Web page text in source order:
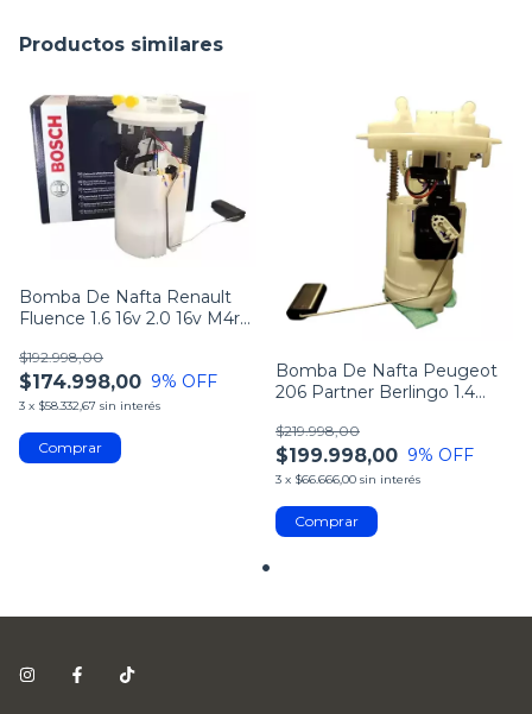
Productos similares
Bomba De Nafta Renault
Fluence 1.6 16v 2.0 16v M4r
$174.998,00
$192.998,00
9% OFF
3 x $58.332,67 sin interés
Bomba De Nafta Peugeot
206 Partner Berlingo 1.4
$199.998,00
$219.998,00
9% OFF
3 x $66.666,00 sin interés